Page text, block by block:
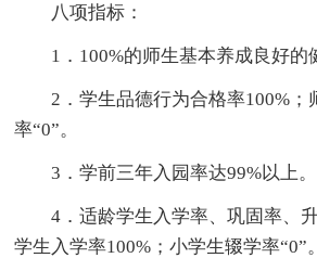
八项指标：
1．100%的师生基本养成良好的
2．学生品德行为合格率100%；
率“0”。
3．学前三年入园率达99%以上。
4．适龄学生入学率、巩固率、
学生入学率100%；小学生辍学率“0”。